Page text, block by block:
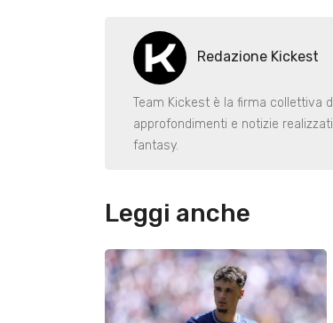
Redazione Kickest
Team Kickest è la firma collettiva
approfondimenti e notizie
fantasy.
Leggi anche